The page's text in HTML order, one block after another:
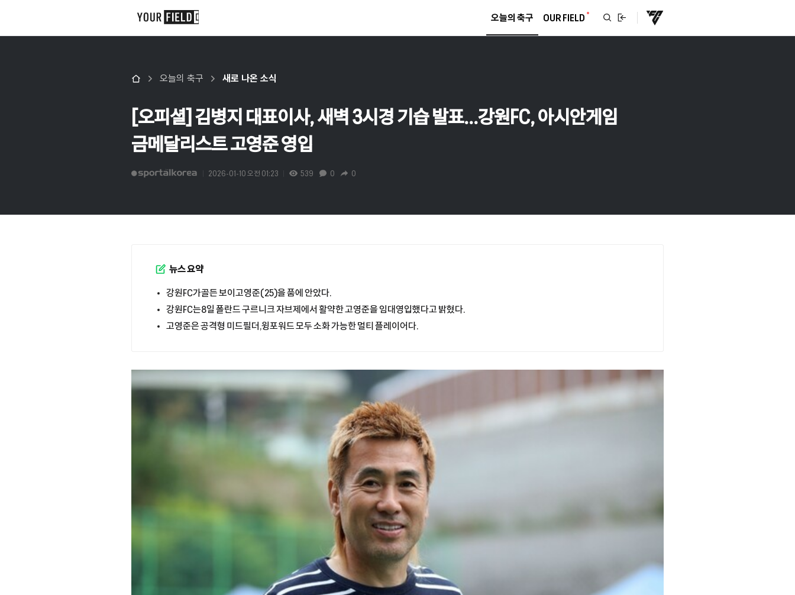
오늘의 축구 OUR FIELD
오늘의 축구 새로 나온 소식
[오피셜] 김병지 대표이사, 새벽 3시경 기습 발표...강원FC, 아시안게임
금메달리스트 고영준 영입
2026-01-10 오전 01:23 539 0 0
뉴스 요약
강원FC가골든 보이고영준(25)을 품에 안았다.
강원FC는8일 폴란드 구르니크 자브제에서 활약한 고영준을 임대영입했다고 밝혔다.
고영준은 공격형 미드필더,윙포워드 모두 소화 가능한 멀티 플레이어다.